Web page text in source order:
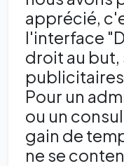
apprécié,
l'interface
droit au but,
Pour un
ou un
gain de
ne se